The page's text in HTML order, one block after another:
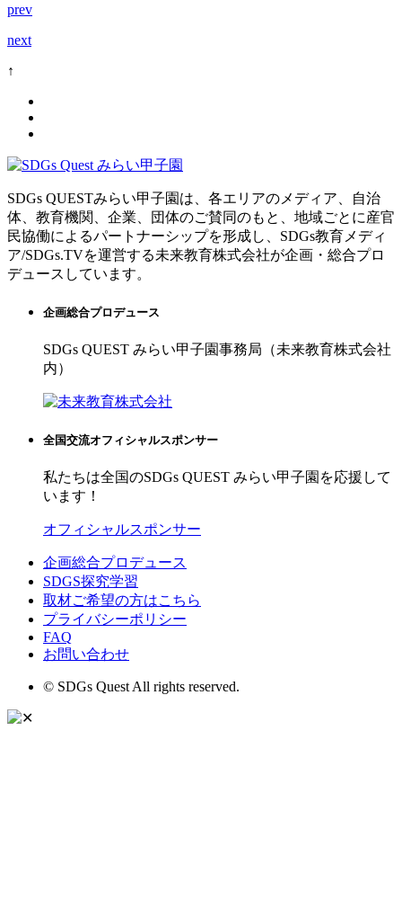
prev
next
↑
SDGs QUESTみらい甲子園は、各エリアのメディア、自治
体、教育機関、企業、団体のご賛同のもと、地域ごとに産官
民協働によるパートナーシップを形成し、SDGs教育メディ
ア/SDGs.TVを運営する未来教育株式会社が企画・総合プロ
デュースしています。
企画総合プロデュース
SDGs QUEST みらい甲子園事務局（未来教育株式会社
内）
全国交流オフィシャルスポンサー
私たちは全国のSDGs QUEST みらい甲子園を応援して
います！
オフィシャルスポンサー
企画総合プロデュース
SDGS探究学習
取材ご希望の方はこちら
プライバシーポリシー
FAQ
お問い合わせ
© SDGs Quest All rights reserved.